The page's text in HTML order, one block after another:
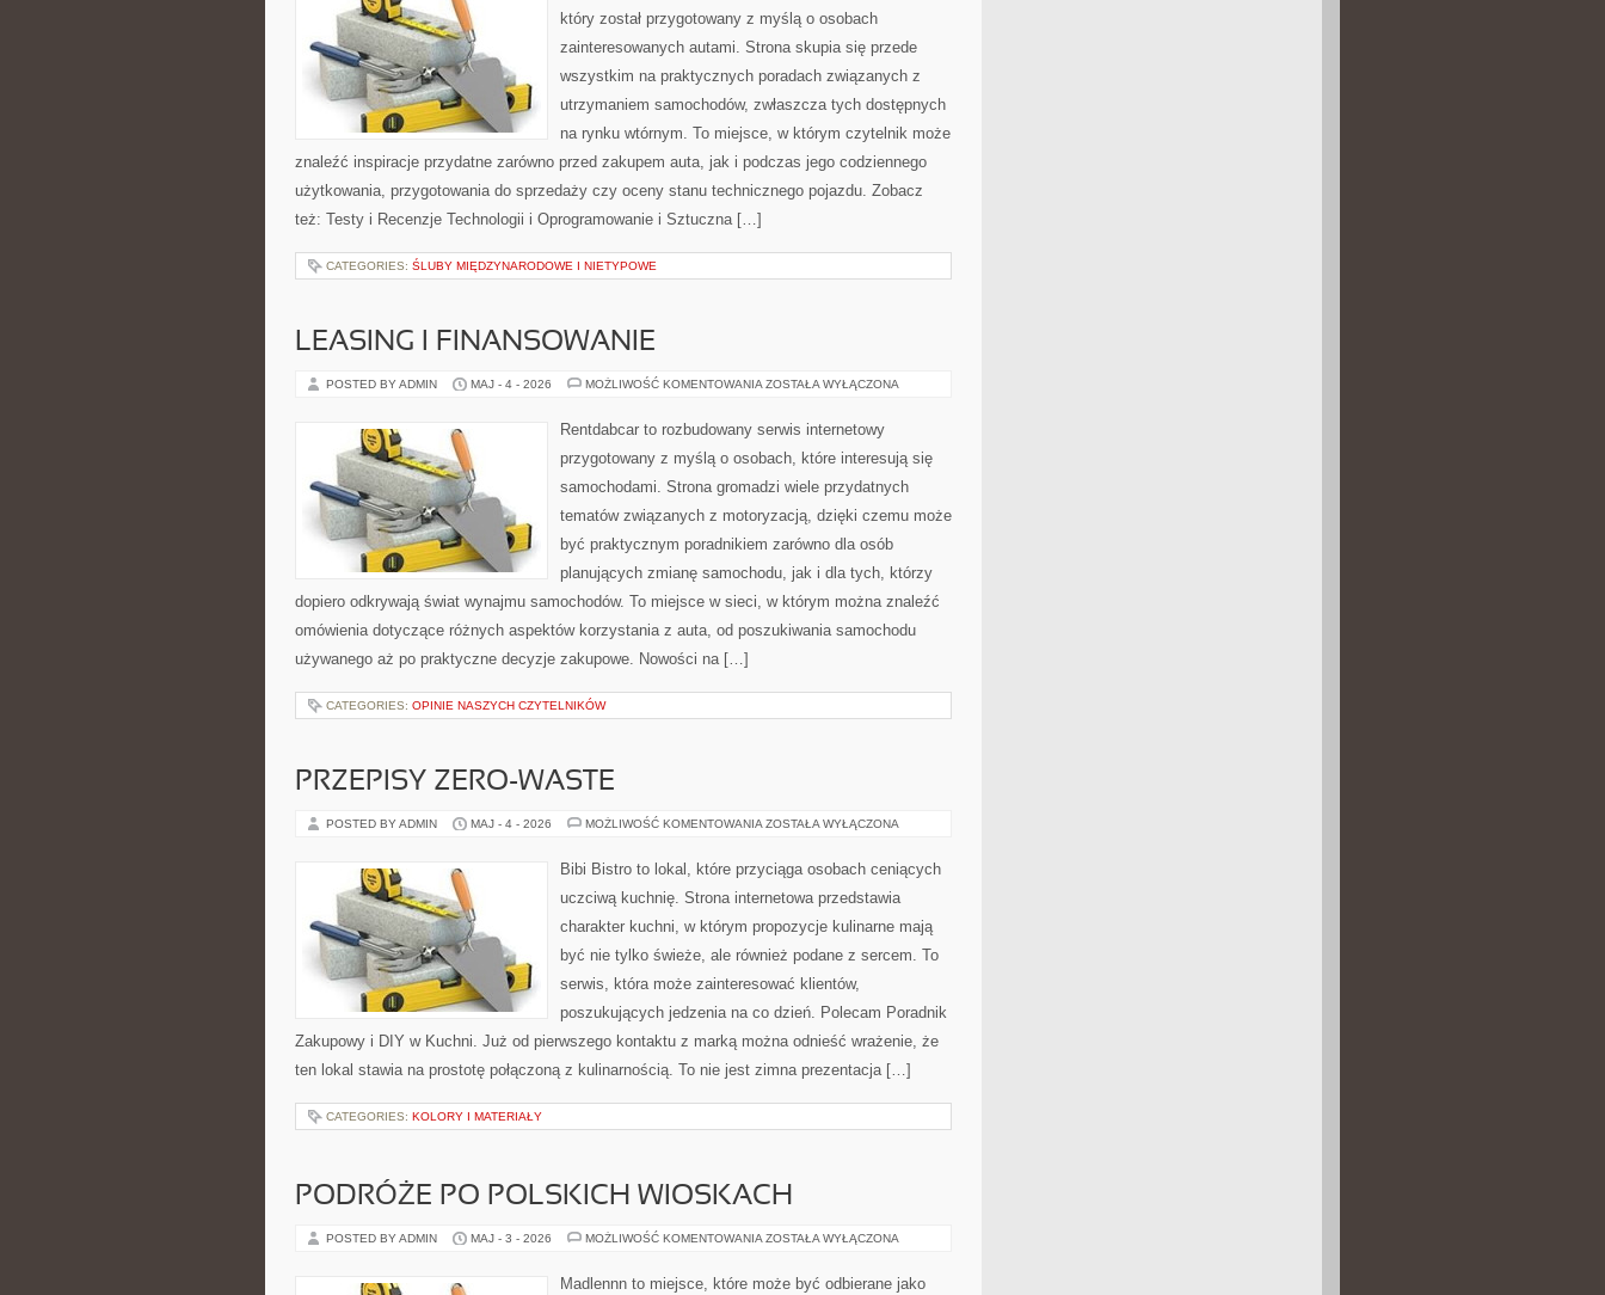
który został przygotowany z myślą o osobach
zainteresowanych autami. Strona skupia się przede
wszystkim na praktycznych poradach związanych z
utrzymaniem samochodów, zwłaszcza tych dostępnych
na rynku wtórnym. To miejsce, w którym czytelnik może
znaleźć inspiracje przydatne zarówno przed zakupem auta, jak i podczas jego codziennego
użytkowania, przygotowania do sprzedaży czy oceny stanu technicznego pojazdu. Zobacz
też: Testy i Recenzje Technologii i Oprogramowanie i Sztuczna […]
CATEGORIES: ŚLUBY MIĘDZYNARODOWE I NIETYPOWE
LEASING I FINANSOWANIE
POSTED BY ADMIN MAJ - 4 - 2026 MOŻLIWOŚĆ KOMENTOWANIA LEASING
ZOSTAŁA WYŁĄCZONA
Rentdabcar to rozbudowany serwis internetowy
przygotowany z myślą o osobach, które interesują się
samochodami. Strona gromadzi wiele przydatnych
tematów związanych z motoryzacją, dzięki czemu może
być praktycznym poradnikiem zarówno dla osób
planujących zmianę samochodu, jak i dla tych, którzy
dopiero odkrywają świat wynajmu samochodów. To miejsce w sieci, w którym można znaleźć
omówienia dotyczące różnych aspektów korzystania z auta, od poszukiwania samochodu
używanego aż po praktyczne decyzje zakupowe. Nowości na […]
CATEGORIES: OPINIE NASZYCH CZYTELNIKÓW
PRZEPISY ZERO-WASTE
POSTED BY ADMIN MAJ - 4 - 2026 MOŻLIWOŚĆ KOMENTOWANIA PRZEPISY
ZOSTAŁA WYŁĄCZONA
Bibi Bistro to lokal, które przyciąga osobach ceniących
uczciwą kuchnię. Strona internetowa przedstawia
charakter kuchni, w którym propozycje kulinarne mają
być nie tylko świeże, ale również podane z sercem. To
serwis, która może zainteresować klientów,
poszukujących jedzenia na co dzień. Polecam Poradnik
Zakupowy i DIY w Kuchni. Już od pierwszego kontaktu z marką można odnieść wrażenie, że
ten lokal stawia na prostotę połączoną z kulinarnością. To nie jest zimna prezentacja […]
CATEGORIES: KOLORY I MATERIAŁY
PODRÓŻE PO POLSKICH WIOSKACH
POSTED BY ADMIN MAJ - 3 - 2026 MOŻLIWOŚĆ KOMENTOWANIA PODRÓŻE
WIOSKACH
ZOSTAŁA WYŁĄCZONA
Madlennn to miejsce, które może być odbierane jako